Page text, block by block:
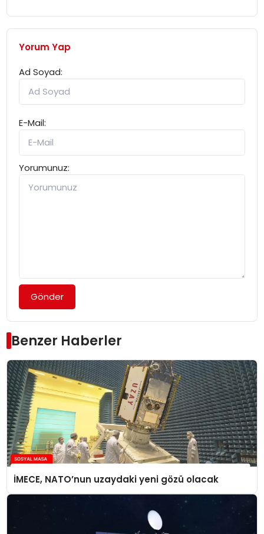
Yorum Yap
Ad Soyad:
E-Mail:
Yorumunuz:
Gönder
Benzer Haberler
İMECE, NATO’nun uzaydaki yeni gözü olacak